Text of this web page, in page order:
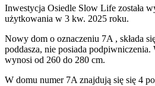
Inwestycja Osiedle Slow Life została
użytkowania w 3 kw. 2025 roku.
Nowy dom o oznaczeniu 7A , składa
poddasza, nie posiada podpiwniczenia.
wynosi od 260 do 280 cm.
W domu numer 7A znajdują się się 4